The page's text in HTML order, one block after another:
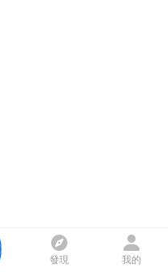
發現 我的